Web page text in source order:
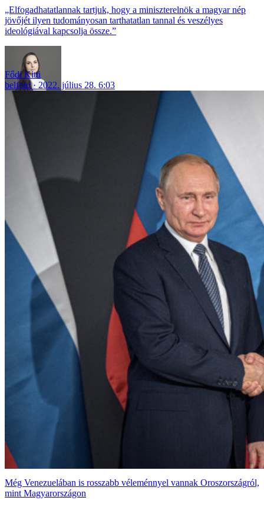
„Elfogadhatatlannak tartjuk, hogy a miniszterelnök a magyar nép
jövőjét ilyen tudományosan tarthatatlan tannal és veszélyes
ideológiával kapcsolja össze.”
Fődi Kitti
belföld
2022. július 28. 6:03
Még Venezuelában is rosszabb véleménnyel vannak Oroszországról,
mint Magyarországon